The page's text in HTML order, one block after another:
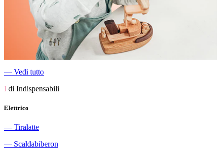
― Vedi tutto
I di Indispensabili
Elettrico
― Tiralatte
― Scaldabiberon